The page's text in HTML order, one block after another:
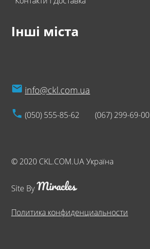
Інші міста
info@ckl.com.ua
(050) 555-85-62 (067) 299-69-00
© 2020 CKL.COM.UA Україна
Site By
Политика конфиденциальности